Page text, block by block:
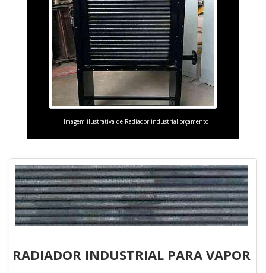
Imagem ilustrativa de Radiador industrial orçamento
RADIADOR INDUSTRIAL PARA VAPOR